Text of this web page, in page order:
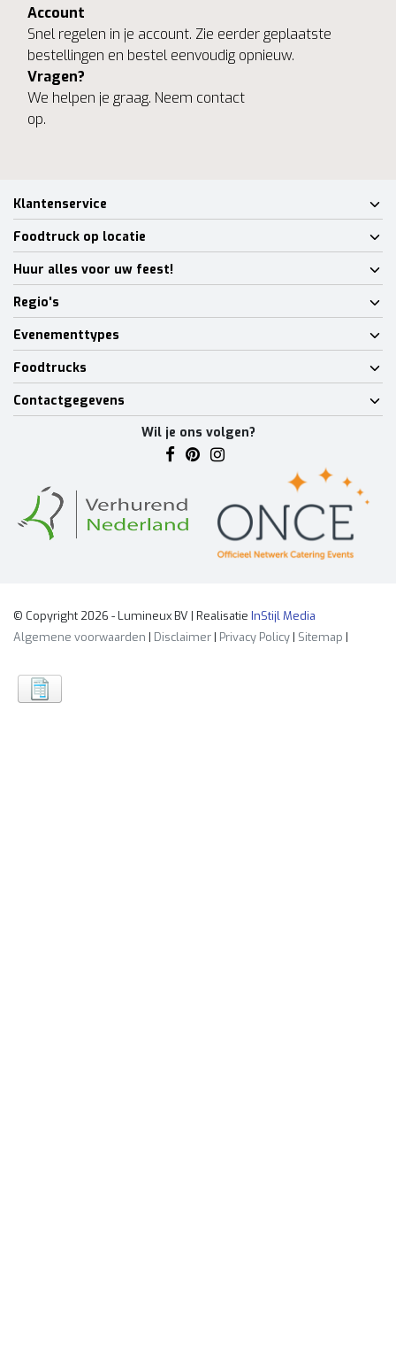
Account
Snel regelen in je account. Zie eerder geplaatste
bestellingen en bestel eenvoudig opnieuw.
Vragen?
We helpen je graag. Neem contact
op.
Klantenservice
Foodtruck op locatie
Huur alles voor uw feest!
Regio's
Evenementtypes
Foodtrucks
Contactgegevens
Wil je ons volgen?
© Copyright 2026 - Lumineux BV | Realisatie InStijl Media
Algemene voorwaarden | Disclaimer | Privacy Policy | Sitemap |